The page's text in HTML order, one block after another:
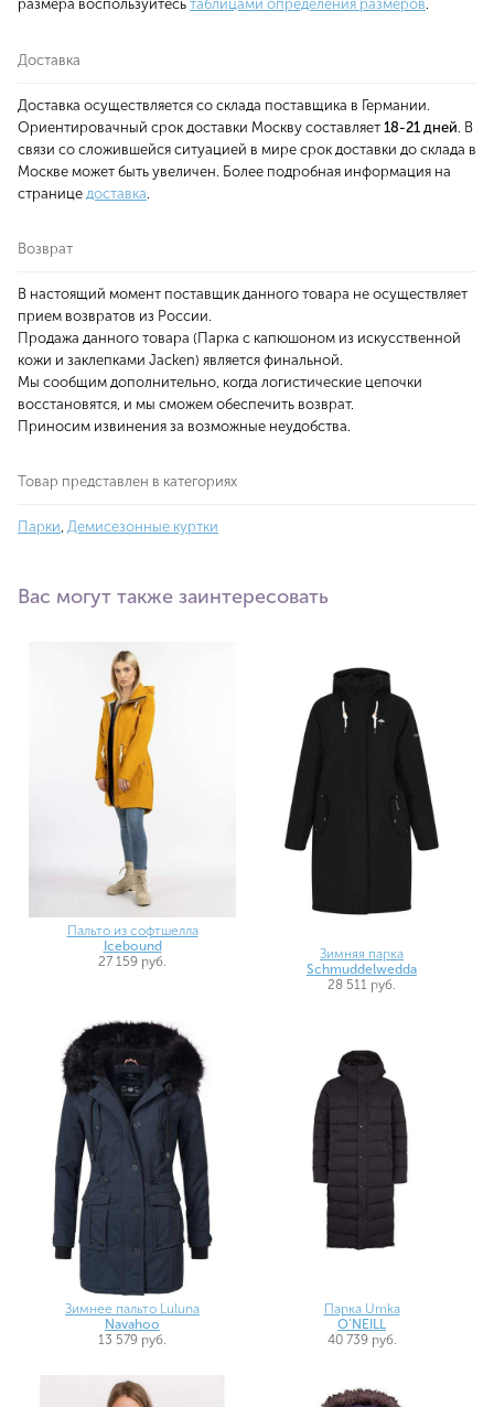
размера воспользуйтесь таблицами определения размеров.
Доставка
Доставка осуществляется со склада поставщика в Германии.
Ориентировачный срок доставки Москву составляет 18-21 дней. В
связи со сложившейся ситуацией в мире срок доставки до склада в
Москве может быть увеличен. Более подробная информация на
странице доставка.
Возврат
В настоящий момент поставщик данного товара не осуществляет
прием возвратов из России.
Продажа данного товара (Парка с капюшоном из искусственной
кожи и заклепками Jacken) является финальной.
Мы сообщим дополнительно, когда логистические цепочки
восстановятся, и мы сможем обеспечить возврат.
Приносим извинения за возможные неудобства.
Товар представлен в категориях
Парки, Демисезонные куртки
Вас могут также заинтересовать
Пальто из софтшелла
Icebound
27 159 руб.
Зимняя парка
Schmuddelwedda
28 511 руб.
Зимнее пальто Luluna
Navahoo
13 579 руб.
Парка Umka
O'NEILL
40 739 руб.